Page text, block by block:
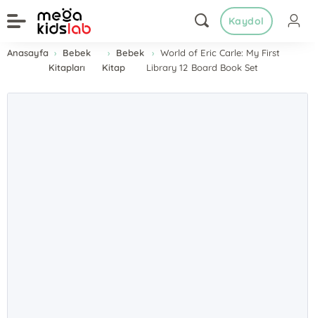
Kaydol
Anasayfa
Bebek
Kitapları
Bebek
Kitap
World of Eric Carle: My First
Library 12 Board Book Set